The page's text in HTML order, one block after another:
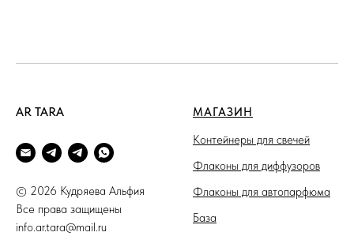
AR TARA
© 2026 Кудряева Альфия
Все права защищены
info.ar.tara@mail.ru
МАГАЗИН
Контейнеры для свечей
Флаконы для диффузоров
Флаконы для автопарфюма
База